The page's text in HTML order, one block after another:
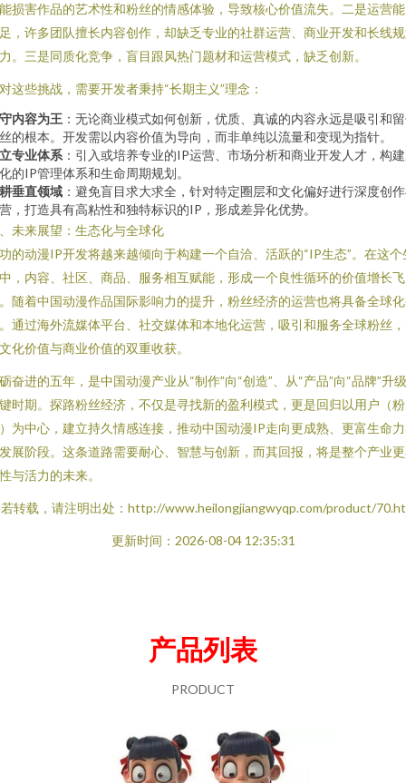
损害作品的艺术性和粉丝的情感体验，导致核心价值流失。二是运营
，许多团队擅长内容创作，却缺乏专业的社群运营、商业开发和长线
。三是同质化竞争，盲目跟风热门题材和运营模式，缺乏创新。
这些挑战，需要开发者秉持“长期主义”理念：
内容为王 ：无论商业模式如何创新，优质、真诚的内容永远是吸引和
的根本。开发需以内容价值为导向，而非单纯以流量和变现为指针。
专业体系 ：引入或培养专业的IP运营、市场分析和商业开发人才，构
的IP管理体系和生命周期规划。
垂直领域 ：避免盲目求大求全，针对特定圈层和文化偏好进行深度创
，打造具有高粘性和独特标识的IP，形成差异化优势。
未来展望：生态化与全球化
的动漫IP开发将越来越倾向于构建一个自洽、活跃的“IP生态”。在这个
，内容、社区、商品、服务相互赋能，形成一个良性循环的价值增长飞
随着中国动漫作品国际影响力的提升，粉丝经济的运营也将具备全球
通过海外流媒体平台、社交媒体和本地化运营，吸引和服务全球粉丝
化价值与商业价值的双重收获。
奋进的五年，是中国动漫产业从“制作”向“创造”、从“产品”向“品牌”升
时期。探路粉丝经济，不仅是寻找新的盈利模式，更是回归以用户（粉
为中心，建立持久情感连接，推动中国动漫IP走向更成熟、更富生命
展阶段。这条道路需要耐心、智慧与创新，而其回报，将是整个产业
与活力的未来。
转载，请注明出处：http://www.heilongjiangwyqp.com/product/
更新时间：2026-08-04 12:35:31
产品列表
PRODUCT